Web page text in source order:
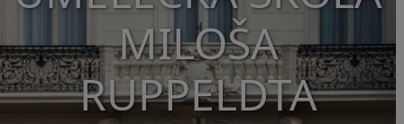
MILOŠA
RUPPELDTA